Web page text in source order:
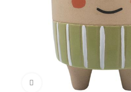
Click to enlarge